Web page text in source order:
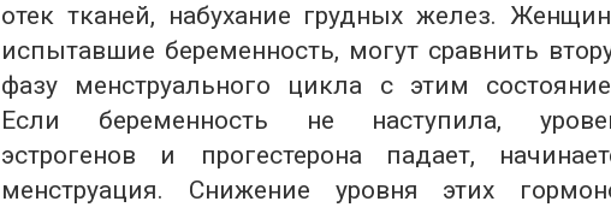
отек тканей, набухание грудных желез.
испытавшие беременность, могут сравнить
фазу менструального цикла с этим
Если беременность не наступила,
эстрогенов и прогестерона падает,
менструация. Снижение уровня этих